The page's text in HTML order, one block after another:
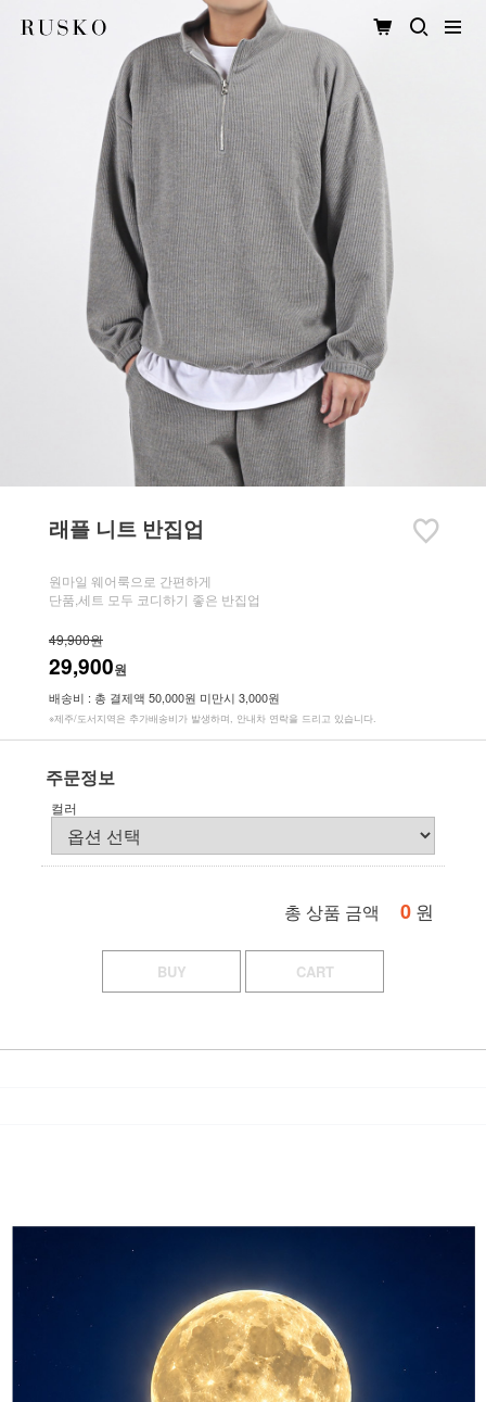
래플 니트 반집업
원마일 웨어룩으로 간편하게
단품,세트 모두 코디하기 좋은 반집업
49,900원
29,900원
배송비 : 총 결제액 50,000원 미만시 3,000원
※제주/도서지역은 추가배송비가 발생하며, 안내차 연락을 드리고 있습니다.
주문정보
컬러
총 상품 금액 0 원
BUY CART